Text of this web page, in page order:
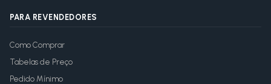
PARA REVENDEDORES
Como Comprar
Tabelas de Preço
Pedido Mínimo